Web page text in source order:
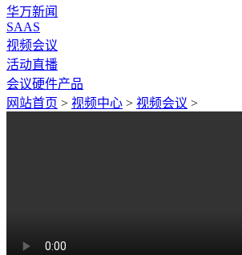
华万新闻
SAAS
视频会议
活动直播
会议硬件产品
网站首页 > 视频中心 > 视频会议 >